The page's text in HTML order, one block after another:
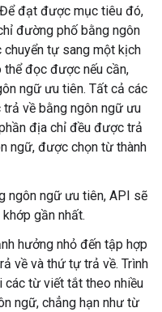
đạt được mục tiêu đó,
đường phố bằng ngôn
tự sang một kịch
đọc được nếu cần,
ngữ ưu tiên. Tất cả các
về bằng ngôn ngữ ưu
địa chỉ đều được trả
ngữ, được chọn từ thành
ngôn ngữ ưu tiên, API sẽ
gần nhất.
hưởng nhỏ đến tập hợp
về và thứ tự trả về. Trình
các từ viết tắt theo nhiều
ngữ, chẳng hạn như từ